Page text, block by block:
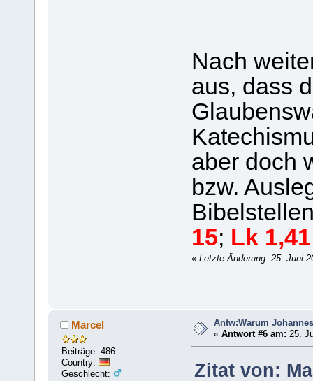
Nach
aus, dass
aber doch
bzw.
15; Lk 1,41
« Letzte Änderung: 25. Juni
Marcel
Beiträge: 486
Country:
Geschlecht:
Antw:Warum
«Antwort #6 am: 25.
Zitat von: